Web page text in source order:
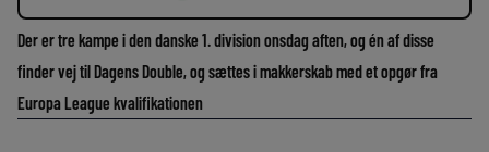
Der er tre kampe i den danske 1. division onsdag aften, og én af disse
finder vej til Dagens Double, og sættes i makkerskab med et opgør fra
Europa League kvalifikationen